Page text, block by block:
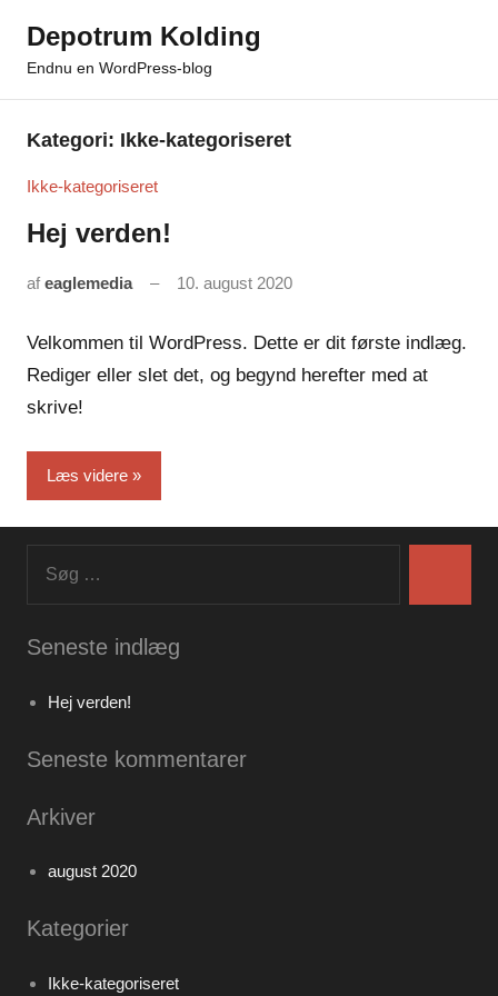
indhold
Depotrum Kolding
Endnu en WordPress-blog
Kategori: Ikke-kategoriseret
Ikke-kategoriseret
Hej verden!
af eaglemedia 10. august 2020
Velkommen til WordPress. Dette er dit første indlæg.
Rediger eller slet det, og begynd herefter med at
skrive!
Læs videre
efter:
Seneste indlæg
Hej verden!
Seneste kommentarer
Arkiver
august 2020
Kategorier
Ikke-kategoriseret